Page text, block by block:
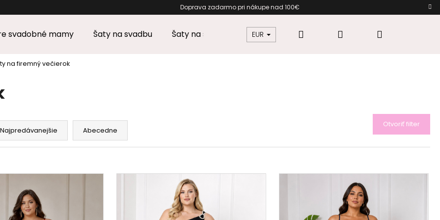
Doprava zadarmo pri nákupe nad 100€
svadobné mamy Šaty na svadbu Šaty na stužkovú Šaty pre moletky Dámska móda
EUR Hľadať Prihlásenie
na firemný večierok
Najpredávanejšie Abecedne
Otvoriť filter
Odporúčame